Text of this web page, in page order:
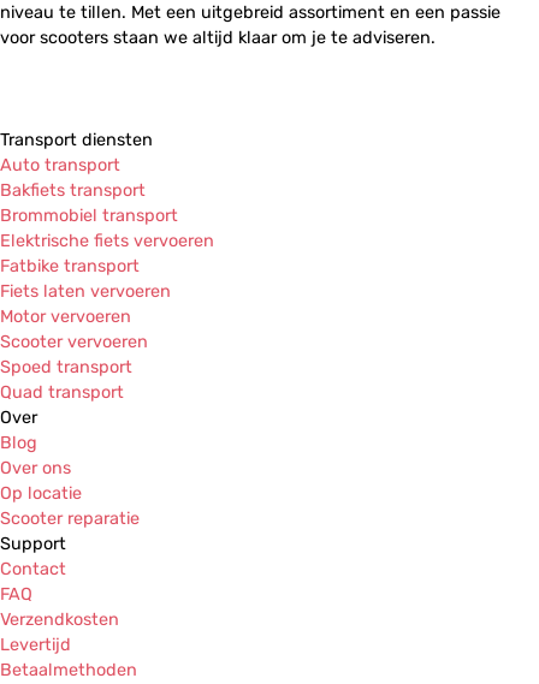
niveau te tillen. Met een uitgebreid assortiment en een passie
voor scooters staan we altijd klaar om je te adviseren.
Transport diensten
Auto transport
Bakfiets transport
Brommobiel transport
Elektrische fiets vervoeren
Fatbike transport
Fiets laten vervoeren
Motor vervoeren
Scooter vervoeren
Spoed transport
Quad transport
Over
Blog
Over ons
Op locatie
Scooter reparatie
Support
Contact
FAQ
Verzendkosten
Levertijd
Betaalmethoden